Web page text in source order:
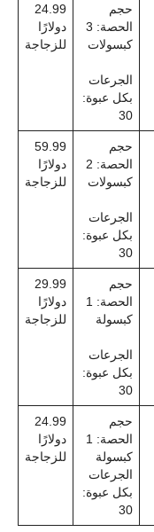
حجم
الحصة: 3
كبسولات
الجرعات
بكل عبوة:
30
24.99
دولارًا
للزجاجة
حجم
الحصة: 2
كبسولات
الجرعات
بكل عبوة:
30
59.99
دولارًا
للزجاجة
حجم
الحصة: 1
كبسولة
الجرعات
بكل عبوة:
30
29.99
دولارًا
للزجاجة
حجم
الحصة: 1
كبسولة
الجرعات
بكل عبوة:
30
24.99
دولارًا
للزجاجة